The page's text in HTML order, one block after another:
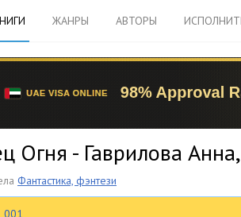
ЖАНРЫ АВТОРЫ
Огня - Гаврилова
Фантастика, фэнтези
001